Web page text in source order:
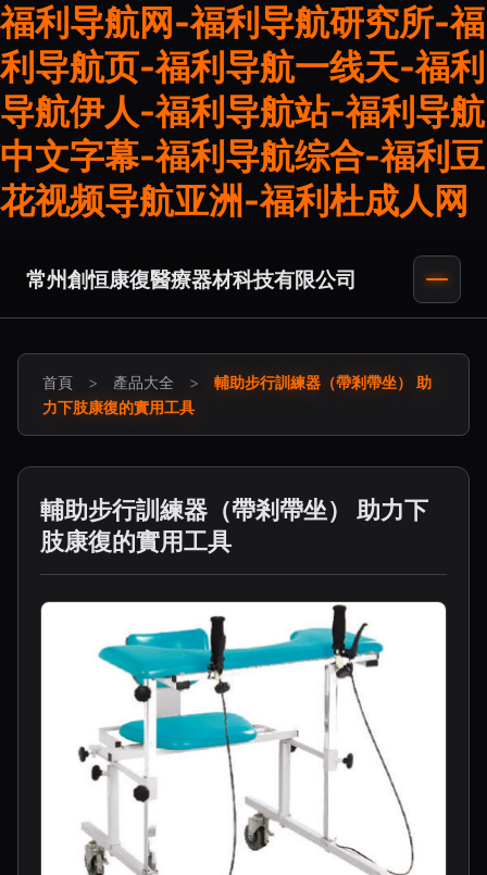
福利导航网-福利导航研究所-福
利导航页-福利导航一线天-福利
导航伊人-福利导航站-福利导航
中文字幕-福利导航综合-福利豆
花视频导航亚洲-福利杜成人网
常州創恒康復醫療器材科技有限公司
首頁 > 產品大全 >
輔助步行訓練器（帶剎帶坐） 助
力下肢康復的實用工具
輔助步行訓練器（帶剎帶坐） 助力下
肢康復的實用工具